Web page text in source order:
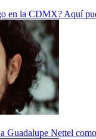
en la CDMX? Aquí
Guadalupe Nettel